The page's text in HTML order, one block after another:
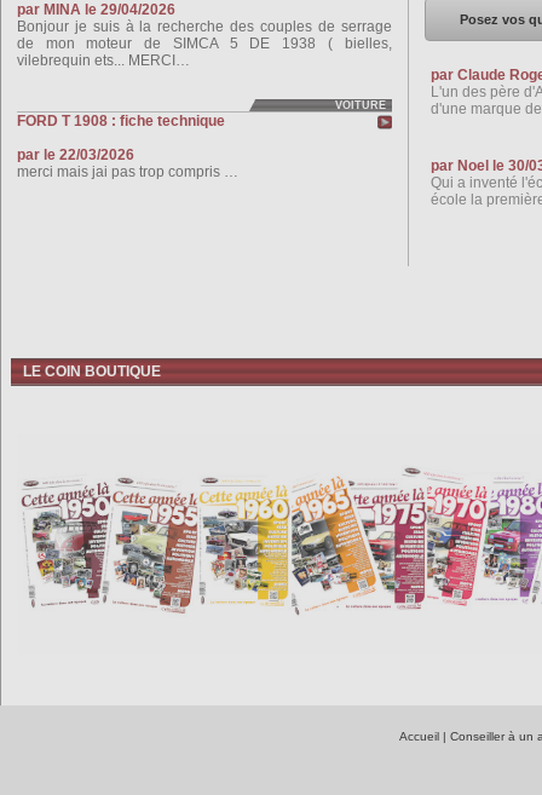
par MINA le 29/04/2026
Bonjour je suis à la recherche des couples de serrage
de mon moteur de SIMCA 5 DE 1938 ( bielles,
vilebrequin ets... MERCI…
VOITURE
FORD T 1908 : fiche technique
par le 22/03/2026
merci mais jai pas trop compris …
Posez vos
par Claude
L'un des père
d'une marque
par Noel le 30/
Qui a inventé
école la
LE COIN BOUTIQUE
Accueil | Conseiller à un